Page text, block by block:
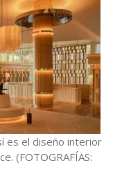
es el diseño interior
(FOTOGRAFÍAS: